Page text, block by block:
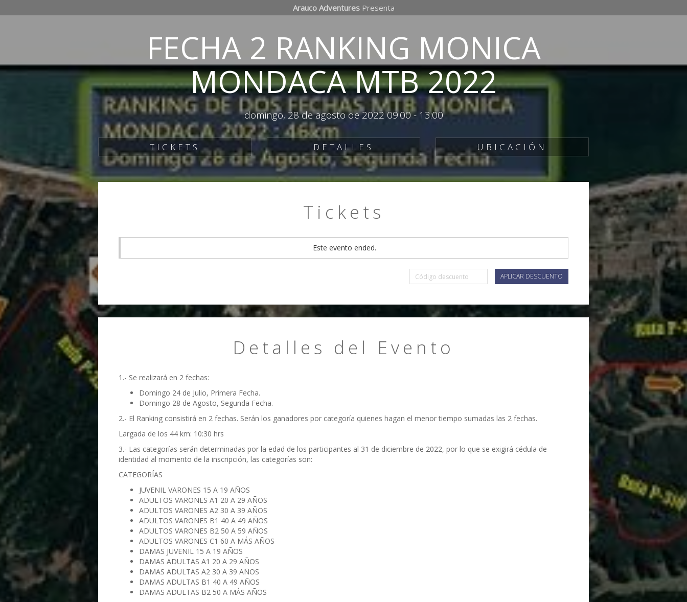
Arauco AdventuresPresenta
FECHA 2 RANKING MONICA
MONDACA MTB 2022
domingo, 28 de agosto de 2022 09:00-13:00
TICKETS DETALLES UBICACIÓN
Tickets
Este evento ended.
APLICAR DESCUENTO
Detalles del Evento
1.- Se realizará en 2 fechas:
Domingo 24 de Julio, Primera Fecha.
Domingo 28 de Agosto, Segunda Fecha.
2.- El Ranking consistirá en 2 fechas. Serán los ganadores por categoría quienes hagan el menor tiempo sumadas las 2 fechas.
Largada de los 44 km: 10:30 hrs
3.- Las categorías serán determinadas por la edad de los participantes al 31 de diciembre de 2022, por lo que se exigirá cédula de
identidad al momento de la inscripción, las categorías son:
CATEGORÍAS
JUVENIL VARONES 15 A 19 AÑOS
ADULTOS VARONES A1 20 A 29 AÑOS
ADULTOS VARONES A2 30 A 39 AÑOS
ADULTOS VARONES B1 40 A 49 AÑOS
ADULTOS VARONES B2 50 A 59 AÑOS
ADULTOS VARONES C1 60 A MÁS AÑOS
DAMAS JUVENIL 15 A 19 AÑOS
DAMAS ADULTAS A1 20 A 29 AÑOS
DAMAS ADULTAS A2 30 A 39 AÑOS
DAMAS ADULTAS B1 40 A 49 AÑOS
DAMAS ADULTAS B2 50 A MÁS AÑOS